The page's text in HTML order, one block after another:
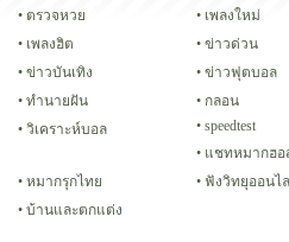
ตรวจหวย
เพลงใหม่
เพลงฮิต
ข่าวด่วน
ข่าวบันเทิง
ข่าวฟุตบอล
ทํานายฝัน
กลอน
วิเคราะห์บอล
speedtest
แชทหมากฮอ
หมากรุกไทย
ฟังวิทยุออนไ
บ้านและตกแต่ง